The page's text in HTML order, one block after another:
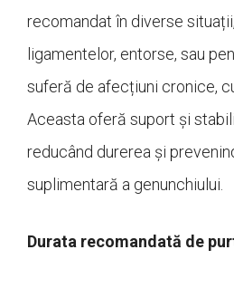
recomandat în diverse
ligamentelor, entorse, sau
suferă de afecțiuni cronice,
Aceasta oferă suport și
reducând durerea și
suplimentară a genunchiului.
Durata recomandată de